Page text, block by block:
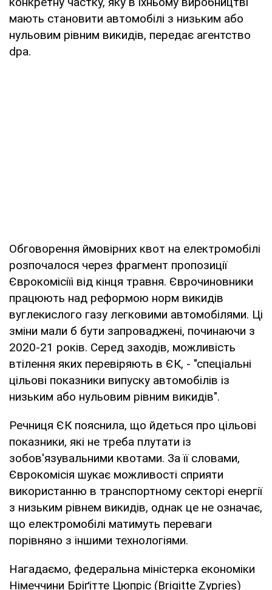
мають становити автомобілі з низьким або
нульовим рівним викидів, передає агентство
dpa.
Обговорення ймовірних квот на електромобілі
розпочалося через фрагмент пропозиції
Єврокомісіїі від кінця травня. Єврочиновники
працюють над реформою норм викидів
вуглекислого газу легковими автомобілями. Ці
зміни мали б бути запроваджені, починаючи з
2020-21 років. Серед заходів, можливість
втілення яких перевіряють в ЄК, - "спеціальні
цільові показники випуску автомобілів із
низьким або нульовим рівним викидів".
Речниця ЄК пояснила, що йдеться про цільові
показники, які не треба плутати із
зобов'язувальними квотами. За її словами,
Єврокомісія шукає можливості сприяти
використанню в транспортному секторі енергії
з низьким рівнем викидів, однак це не означає,
що електромобілі матимуть переваги
порівняно з іншими технологіями.
Нагадаємо, федеральна міністерка економіки
Німеччини Бріґітте Цюпріс (Brigitte Zypries)